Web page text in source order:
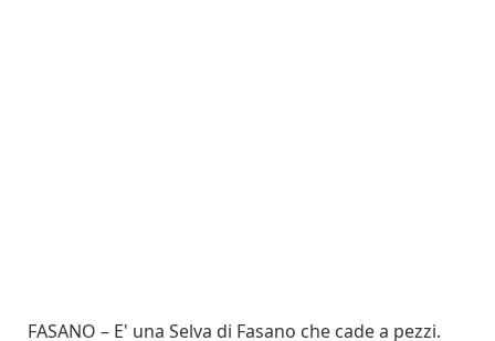
FASANO – E' una Selva di Fasano che cade a pezzi.